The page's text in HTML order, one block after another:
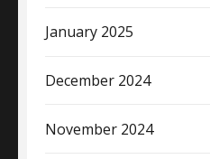
January 2025
December 2024
November 2024